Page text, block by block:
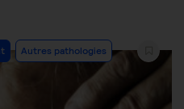
Autres pathologies